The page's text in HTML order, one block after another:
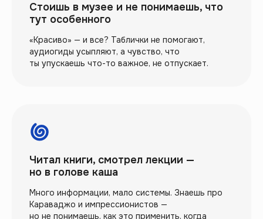
Стоишь в музее и не понимаешь, что
тут особенного
«Красиво» — и все? Таблички не помогают,
аудиогиды усыпляют, а чувство, что
ты упускаешь что-то важное, не отпускает.
Читал книги, смотрел лекции —
но в голове каша
Много информации, мало системы. Знаешь про
Караваджо и импрессионистов —
но не понимаешь, как это применить, когда
Сюжет